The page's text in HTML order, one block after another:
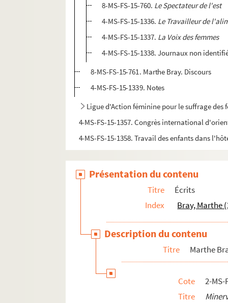
8-MS-FS-15-760. Le Spectateur de l'est
4-MS-FS-15-1336. Le Travailleur de
4-MS-FS-15-1337. La Voix des femmes
4-MS-FS-15-1338. Journaux non
8-MS-FS-15-761. Marthe Bray. Discours
4-MS-FS-15-1339. Notes
Ligue d'Action féminine pour le suffrage des
4-MS-FS-15-1357. Congrès international
4-MS-FS-15-1358. Travail des enfants dans
Documentation
Présentation du contenu
Titre
Écrits
Index
Bray, Marthe
Description du contenu
Titre Marthe
Cote
2-MS-
Titre